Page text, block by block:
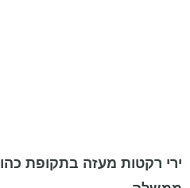
ירי רקטות מעזה בתקופת